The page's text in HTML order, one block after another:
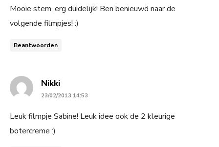
Mooie stem, erg duidelijk! Ben benieuwd naar de
volgende filmpjes! :)
Beantwoorden
Nikkisays:
23/02/2013 14:53
Leuk filmpje Sabine! Leuk idee ook de 2 kleurige
botercreme :)